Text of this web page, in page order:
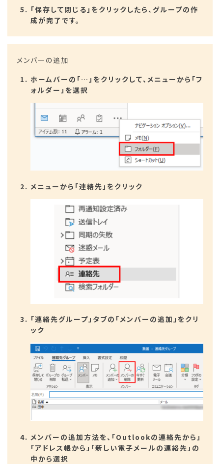
「保存して閉じる」をクリックしたら、グループの作
成が完了です。
メンバーの追加
ホームバーの「…」をクリックして、メニューから「フ
ォルダー」を選択
メニューから「連絡先」をクリック
「連絡先グループ」タブの「メンバーの追加」をクリ
ック
メンバーの追加方法を、「Outlookの連絡先から」
「アドレス帳から」「新しい電子メールの連絡先」の
中から選択